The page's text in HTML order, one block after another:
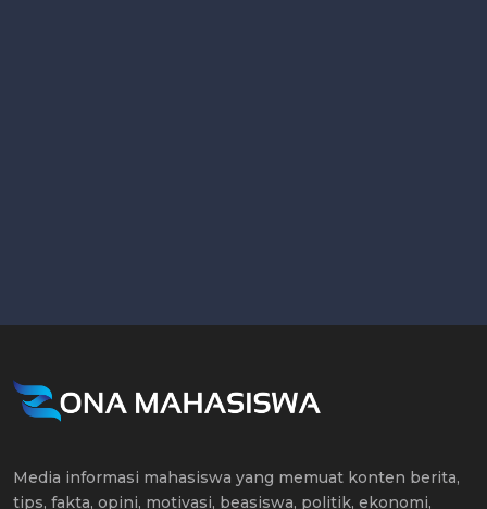
Media informasi mahasiswa yang memuat konten berita,
tips, fakta, opini, motivasi, beasiswa, politik, ekonomi,